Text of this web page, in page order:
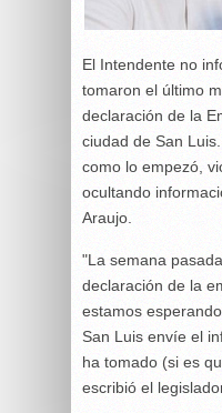
El Intendente no
tomaron el último
declaración de la
ciudad de San
como lo empezó,
ocultando
Araujo.
"La semana
declaración de la
estamos
San Luis envíe el
ha tomado (si es
escribió el